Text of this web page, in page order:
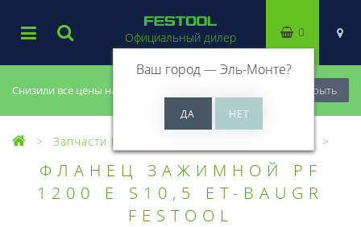
Снизили все цены на 20%, успей купить! Закрыть
Официальный дилер
Ваш город —Эль-Монте?
0
Запчасти Festool
ФЛАНЕЦ ЗАЖИМНОЙ PF
1200 E S10,5 ET-BAUGR
FESTOOL